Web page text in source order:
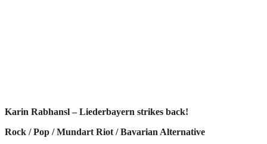
Karin Rabhansl – Liederbayern strikes back!
Rock / Pop / Mundart Riot / Bavarian Alternative